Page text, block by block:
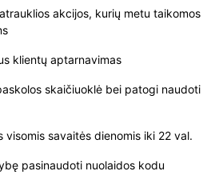
akcijos, kurių metu taikomos
klientų aptarnavimas
skaičiuoklė bei patogi naudoti
visomis savaitės dienomis iki 22 val.
pasinaudoti nuolaidos kodu